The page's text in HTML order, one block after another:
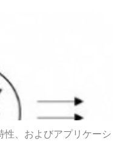
性、およびアプリケーシ